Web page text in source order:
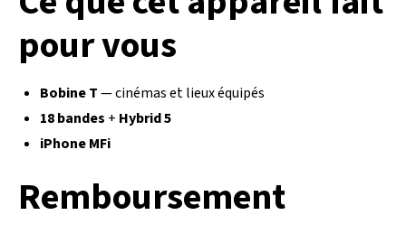
pour vous
Bobine T— cinémas et lieux équipés
18 bandes + Hybrid 5
iPhone MFi
Remboursement